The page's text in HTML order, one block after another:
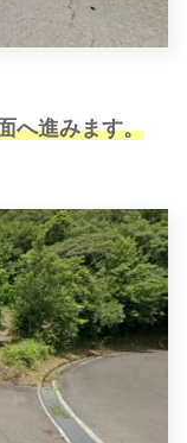
へ進みます。